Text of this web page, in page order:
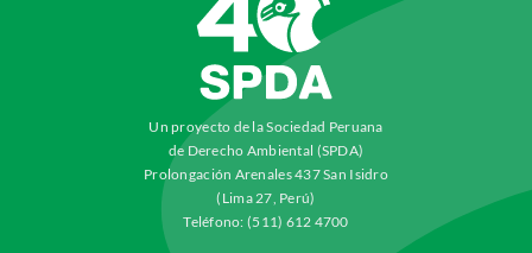
Un proyecto de la Sociedad Peruana
de Derecho Ambiental (SPDA)
Prolongación Arenales 437 San Isidro
(Lima 27, Perú)
Teléfono: (511) 612 4700